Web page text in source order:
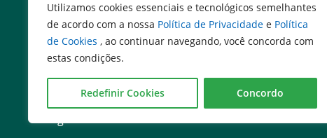
Utilizamos cookies essenciais e tecnológicos semelhantes
de acordo com a nossa Política de Privacidade e Política
de Cookies , ao continuar navegando, você concorda com
estas condições.
Redefinir Cookies Concordo
Expresso Goiás
Expresso Aplicações
Expresso Servidor
SEI Governadoria
Cadastro de Autoridades